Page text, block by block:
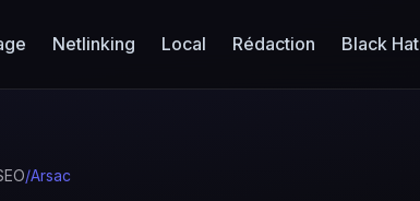
Netlinking Local Rédaction Black Hat
/Arsac